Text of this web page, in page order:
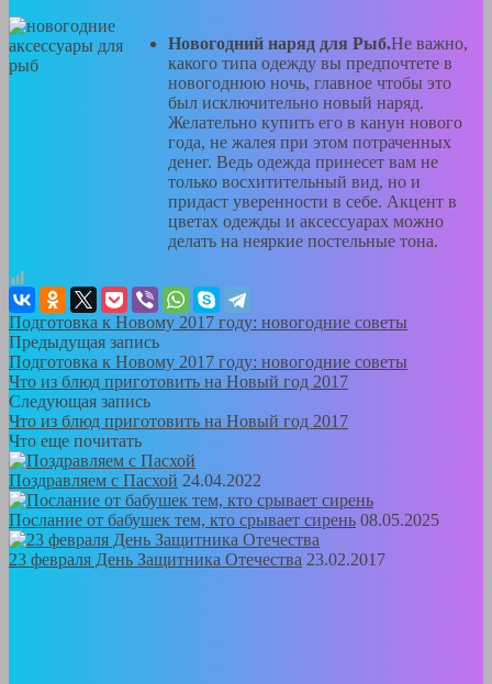
Новогодний наряд для Рыб.Не важно,
какого типа одежду вы предпочтете в
новогоднюю ночь, главное чтобы это
был исключительно новый наряд.
Желательно купить его в канун нового
года, не жалея при этом потраченных
денег. Ведь одежда принесет вам не
только восхитительный вид, но и
придаст уверенности в себе. Акцент в
цветах одежды и аксессуарах можно
делать на неяркие постельные тона.
Подготовка к Новому 2017 году: новогодние советы
Предыдущая запись
Подготовка к Новому 2017 году: новогодние советы
Что из блюд приготовить на Новый год 2017
Следующая запись
Что из блюд приготовить на Новый год 2017
Что еще почитать
Поздравляем с Пасхой 24.04.2022
Послание от бабушек тем, кто срывает сирень 08.05.2025
23 февраля День Защитника Отечества 23.02.2017